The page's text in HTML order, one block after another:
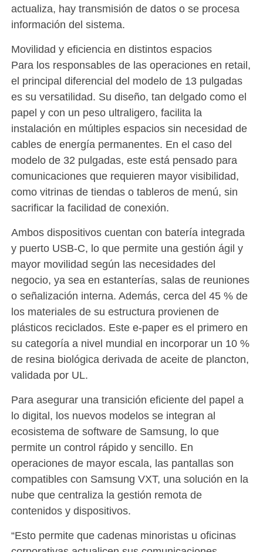
actualiza, hay transmisión de datos o se procesa
información del sistema.
Movilidad y eficiencia en distintos espacios
Para los responsables de las operaciones en retail,
el principal diferencial del modelo de 13 pulgadas
es su versatilidad. Su diseño, tan delgado como el
papel y con un peso ultraligero, facilita la
instalación en múltiples espacios sin necesidad de
cables de energía permanentes. En el caso del
modelo de 32 pulgadas, este está pensado para
comunicaciones que requieren mayor visibilidad,
como vitrinas de tiendas o tableros de menú, sin
sacrificar la facilidad de conexión.
Ambos dispositivos cuentan con batería integrada
y puerto USB-C, lo que permite una gestión ágil y
mayor movilidad según las necesidades del
negocio, ya sea en estanterías, salas de reuniones
o señalización interna. Además, cerca del 45 % de
los materiales de su estructura provienen de
plásticos reciclados. Este e-paper es el primero en
su categoría a nivel mundial en incorporar un 10 %
de resina biológica derivada de aceite de plancton,
validada por UL.
Para asegurar una transición eficiente del papel a
lo digital, los nuevos modelos se integran al
ecosistema de software de Samsung, lo que
permite un control rápido y sencillo. En
operaciones de mayor escala, las pantallas son
compatibles con Samsung VXT, una solución en la
nube que centraliza la gestión remota de
contenidos y dispositivos.
“Esto permite que cadenas minoristas u oficinas